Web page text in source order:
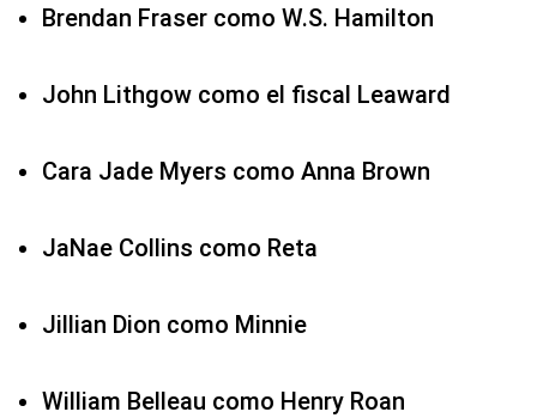
Brendan Fraser como W.S. Hamilton
John Lithgow como el fiscal Leaward
Cara Jade Myers como Anna Brown
JaNae Collins como Reta
Jillian Dion como Minnie
William Belleau como Henry Roan